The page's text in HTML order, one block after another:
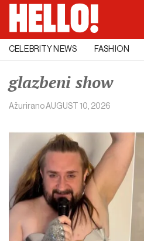
CELEBRITY NEWS FASHION
glazbeni show
AžuriranoAUGUST 10, 2026